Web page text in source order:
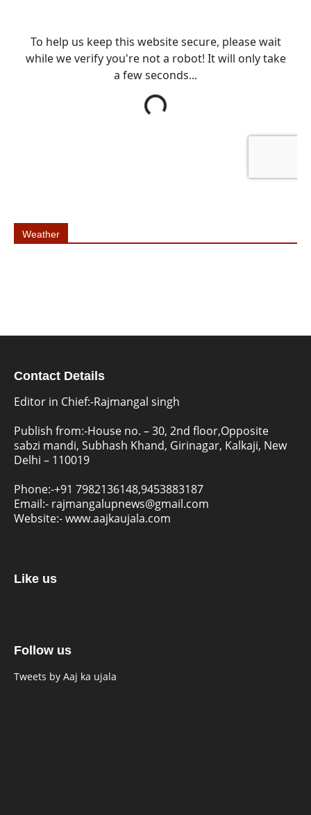
Weather
Contact Details
Editor in Chief:-Rajmangal singh
Publish from:-House no. – 30, 2nd floor,Opposite
sabzi mandi, Subhash Khand, Girinagar, Kalkaji, New
Delhi – 110019
Phone:-+91 7982136148,9453883187
Email:- rajmangalupnews@gmail.com
Website:-www.aajkaujala.com
Like us
Follow us
Tweets by Aaj ka ujala